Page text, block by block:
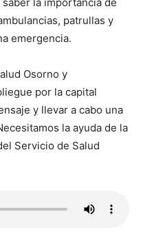
patrullas y
emergencia.
Osorno y
por la capital
y llevar a cabo una
la ayuda de la
Servicio de Salud